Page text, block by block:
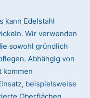
kann Edelstahl
Wir verwenden
sowohl gründlich
Abhängig von
kommen
beispielsweise